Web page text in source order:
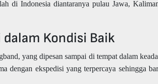
di Indonesia diantaranya pulau Jawa,
Kondisi Baik
yang dipesan sampai di tempat dalam
dengan ekspedisi yang terpercaya sehingga